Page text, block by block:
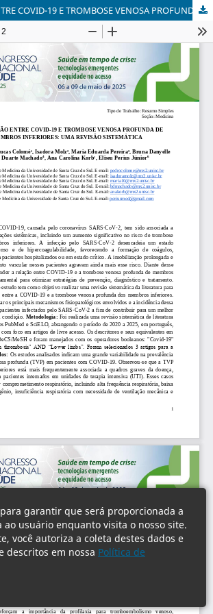
garantir que será proporcionada a
usuário enquanto visita o nosso site.
você autoriza a coleta destes dados e
descritos em nossa Política de
ASSOCIAÇÃO ENTRE COVID-19 E TROMBOSE VENOSA PROFUNDA DE MEMBROS INFERIORES: UMA REVISÃO SISTEMÁTICA